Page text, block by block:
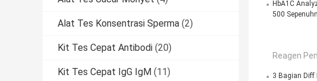
Alat Tes Konsentrasi Sperma (2)
Kit Tes Cepat Antibodi (20)
Kit Tes Cepat IgG IgM (11)
HbA1C
500
Reagen
3 Bagian Diff